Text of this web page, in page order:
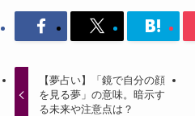
【夢占い】「鏡で自分の顔
を見る夢」の意味。暗示す
る未来や注意点は？